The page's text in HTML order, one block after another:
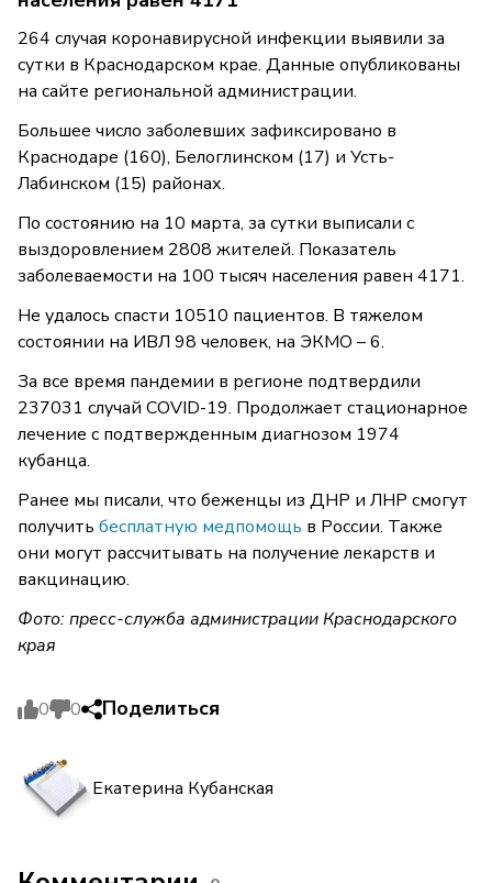
264 случая коронавирусной инфекции выявили за
сутки в Краснодарском крае. Данные опубликованы
на сайте региональной администрации.
Большее число заболевших зафиксировано в
Краснодаре (160), Белоглинском (17) и Усть-
Лабинском (15) районах.
По состоянию на 10 марта, за сутки выписали с
выздоровлением 2808 жителей. Показатель
заболеваемости на 100 тысяч населения равен 4171.
Не удалось спасти 10510 пациентов. В тяжелом
состоянии на ИВЛ 98 человек, на ЭКМО – 6.
За все время пандемии в регионе подтвердили
237031 случай COVID-19. Продолжает стационарное
лечение с подтвержденным диагнозом 1974
кубанца.
Ранее мы писали, что беженцы из ДНР и ЛНР смогут
получить бесплатную медпомощь в России. Также
они могут рассчитывать на получение лекарств и
вакцинацию.
Фото: пресс-служба администрации Краснодарского
края
0 0 Поделиться
Екатерина Кубанская